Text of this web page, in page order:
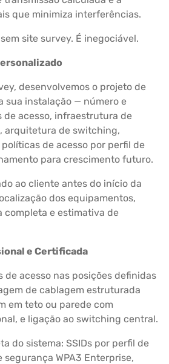
que minimiza interferências.
site survey. É inegociável.
desenvolvemos o projeto de
sua instalação — número e
de acesso, infraestrutura de
arquitetura de switching,
de acesso por perfil de
para crescimento futuro.
ao cliente antes do início da
dos equipamentos,
completa e estimativa de
e Certificada
de acesso nas posições definidas
de cablagem estruturada
em teto ou parede com
e ligação ao switching central.
do sistema: SSIDs por perfil de
WPA3 Enterprise,